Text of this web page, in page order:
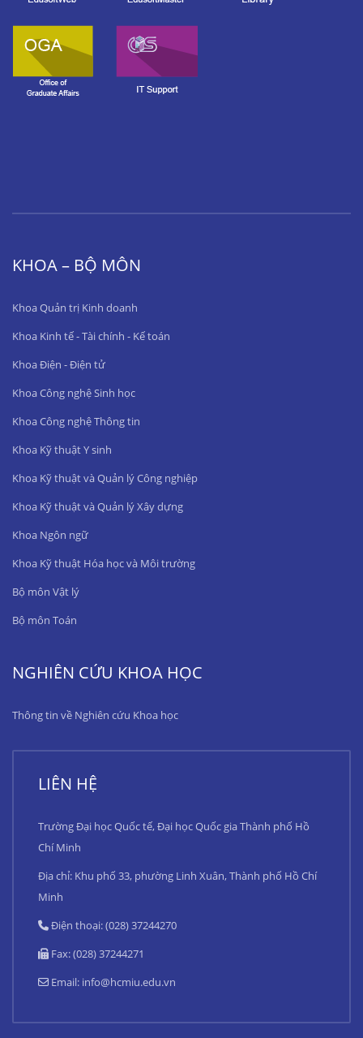
KHOA – BỘ MÔN
Khoa Quản trị Kinh doanh
Khoa Kinh tế - Tài chính - Kế toán
Khoa Điện - Điện tử
Khoa Công nghệ Sinh học
Khoa Công nghệ Thông tin
Khoa Kỹ thuật Y sinh
Khoa Kỹ thuật và Quản lý Công nghiệp
Khoa Kỹ thuật và Quản lý Xây dựng
Khoa Ngôn ngữ
Khoa Kỹ thuật Hóa học và Môi trường
Bộ môn Vật lý
Bộ môn Toán
NGHIÊN CỨU KHOA HỌC
Thông tin về Nghiên cứu Khoa học
LIÊN HỆ
Trường Đại học Quốc tế, Đại học Quốc gia Thành phố Hồ
Chí Minh
Địa chỉ: Khu phố 33, phường Linh Xuân, Thành phố Hồ Chí
Minh
Điện thoại: (028) 37244270
Fax: (028) 37244271
Email: info@hcmiu.edu.vn